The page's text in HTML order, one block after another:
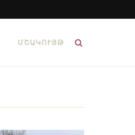
ՄՇԱԿՈՒՅԹ